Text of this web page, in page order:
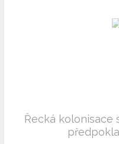
Řecká kolonisace